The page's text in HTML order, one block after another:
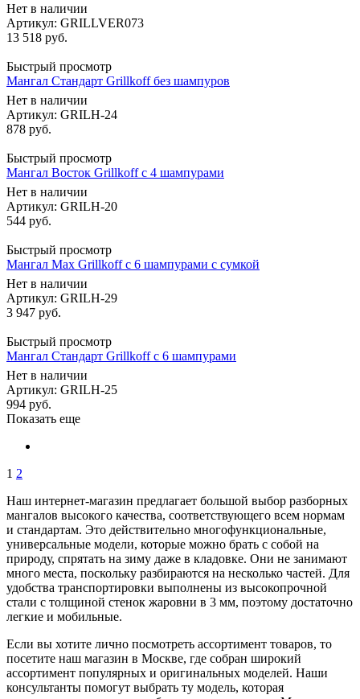
Нет в наличии
Артикул: GRILLVER073
13 518 руб.
Быстрый просмотр
Мангал Стандарт Grillkoff без шампуров
Нет в наличии
Артикул: GRILH-24
878 руб.
Быстрый просмотр
Мангал Восток Grillkoff с 4 шампурами
Нет в наличии
Артикул: GRILH-20
544 руб.
Быстрый просмотр
Мангал Max Grillkoff с 6 шампурами с сумкой
Нет в наличии
Артикул: GRILH-29
3 947 руб.
Быстрый просмотр
Мангал Стандарт Grillkoff с 6 шампурами
Нет в наличии
Артикул: GRILH-25
994 руб.
Показать еще
1 2
Наш интернет-магазин предлагает большой выбор разборных
мангалов высокого качества, соответствующего всем нормам
и стандартам. Это действительно многофункциональные,
универсальные модели, которые можно брать с собой на
природу, спрятать на зиму даже в кладовке. Они не занимают
много места, поскольку разбираются на несколько частей. Для
удобства транспортировки выполнены из высокопрочной
стали с толщиной стенок жаровни в 3 мм, поэтому достаточно
легкие и мобильные.
Если вы хотите лично посмотреть ассортимент товаров, то
посетите наш магазин в Москве, где собран широкий
ассортимент популярных и оригинальных моделей. Наши
консультанты помогут выбрать ту модель, которая